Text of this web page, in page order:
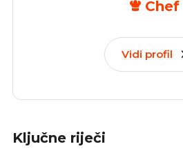
Chef
Vidi profil
Ključne riječi